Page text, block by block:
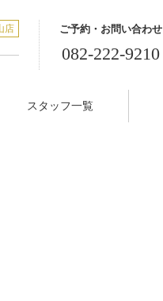
店 ご予約・お問い合わせ
082-222-9210
スタッフ一覧